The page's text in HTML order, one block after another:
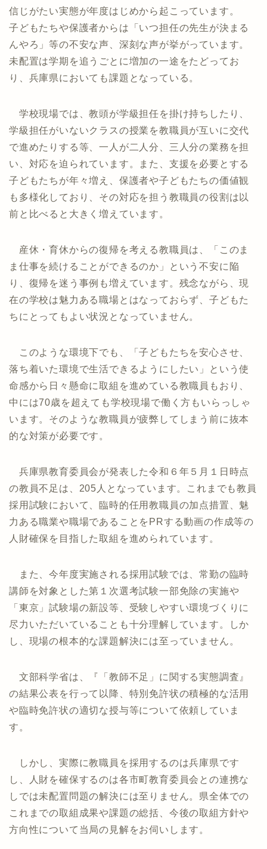
信じがたい実態が年度はじめから起こっています。
子どもたちや保護者からは「いつ担任の先生が決まる
んやろ」等の不安な声、深刻な声が挙がっています。
未配置は学期を追うごとに増加の一途をたどってお
り、兵庫県においても課題となっている。
学校現場では、教頭が学級担任を掛け持ちしたり、
学級担任がいないクラスの授業を教職員が互いに交代
で進めたりする等、一人が二人分、三人分の業務を担
い、対応を迫られています。また、支援を必要とする
子どもたちが年々増え、保護者や子どもたちの価値観
も多様化しており、その対応を担う教職員の役割は以
前と比べると大きく増えています。
産休・育休からの復帰を考える教職員は、「このま
ま仕事を続けることができるのか」という不安に陥
り、復帰を迷う事例も増えています。残念ながら、現
在の学校は魅力ある職場とはなっておらず、子どもた
ちにとってもよい状況となっていません。
このような環境下でも、「子どもたちを安心させ、
落ち着いた環境で生活できるようにしたい」という使
命感から日々懸命に取組を進めている教職員もおり、
中には70歳を超えても学校現場で働く方もいらっしゃ
います。そのような教職員が疲弊してしまう前に抜本
的な対策が必要です。
兵庫県教育委員会が発表した令和６年５月１日時点
の教員不足は、205人となっています。これまでも教員
採用試験において、臨時的任用教職員の加点措置、魅
力ある職業や職場であることをPRする動画の作成等の
人財確保を目指した取組を進められています。
また、今年度実施される採用試験では、常勤の臨時
講師を対象とした第１次選考試験一部免除の実施や
「東京」試験場の新設等、受験しやすい環境づくりに
尽力いただいていることも十分理解しています。しか
し、現場の根本的な課題解決には至っていません。
文部科学省は、『「教師不足」に関する実態調査』
の結果公表を行って以降、特別免許状の積極的な活用
や臨時免許状の適切な授与等について依頼していま
す。
しかし、実際に教職員を採用するのは兵庫県です
し、人財を確保するのは各市町教育委員会との連携な
しでは未配置問題の解決には至りません。県全体での
これまでの取組成果や課題の総括、今後の取組方針や
方向性について当局の見解をお伺いします。